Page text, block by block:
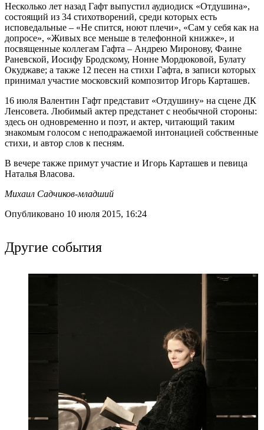
Несколько лет назад Гафт выпустил аудиодиск «Отдушина»,
состоящий из 34 стихотворений, среди которых есть
исповедальные – «Не спится, ноют плечи», «Сам у себя как на
допросе», «Живых все меньше в телефонной книжке», и
посвященные коллегам Гафта – Андрею Миронову, Фаине
Раневской, Иосифу Бродскому, Нонне Мордюковой, Булату
Окуджаве; а также 12 песен на стихи Гафта, в записи которых
принимал участие московский композитор Игорь Карташев.
16 июля Валентин Гафт представит «Отдушину» на сцене ДК
Ленсовета. Любимый актер предстанет с необычной стороны:
здесь он одновременно и поэт, и актер, читающий таким
знакомым голосом с неподражаемой интонацией собственные
стихи, и автор слов к песням.
В вечере также примут участие и Игорь Карташев и певица
Наталья Власова.
Михаил Садчиков-младший
Опубликовано 10 июля 2015, 16:24
Другие события